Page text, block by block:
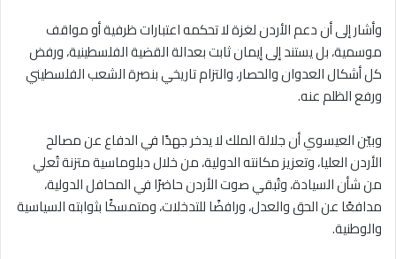
وأشار إلى أن دعم الأردن لغزة لا تحكمه اعتبارات ظرفية أو مواقف
موسمية، بل يستند إلى إيمان ثابت بعدالة القضية الفلسطينية، ورفض
كل أشكال العدوان والحصار، والتزام تاريخي بنصرة الشعب الفلسطيني
ورفع الظلم عنه.
وبيّن العيسوي أن جلالة الملك لا يدخر جهدًا في الدفاع عن مصالح
الأردن العليا، وتعزيز مكانته الدولية، من خلال دبلوماسية متزنة تُعلي
من شأن السيادة، وتُبقي صوت الأردن حاضرًا في المحافل الدولية،
مدافعًا عن الحق والعدل، ورافضًا للتدخلات، ومتمسكًا بثوابته السياسية
والوطنية.